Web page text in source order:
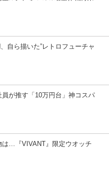
自ら描いた”レトロフューチャ
員が推す「10万円台」神コスパ
は…『VIVANT』限定ウオッチ